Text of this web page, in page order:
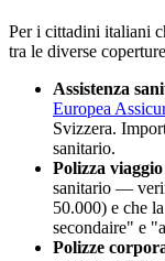
Per i cittadini italiani
tra le diverse
Assistenza
Europea
Svizzera.
sanitario.
Polizza
sanitario —
50.000) e che
secondaire" e
Polizze